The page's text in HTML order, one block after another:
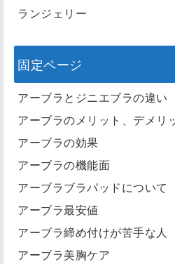
ランジェリー
固定ページ
アーブラとジニエブラの違い
アーブラのメリット、デメリ
アーブラの効果
アーブラの機能面
アーブラブラパッドについて
アーブラ最安値
アーブラ締め付けが苦手な人
アーブラ美胸ケア